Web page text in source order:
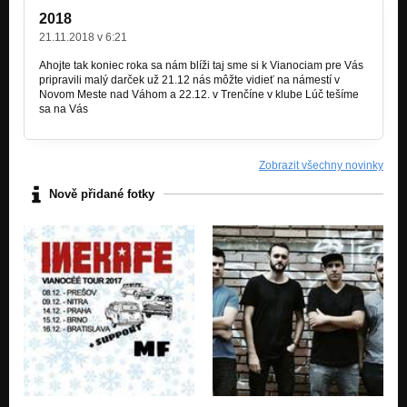
10. Stále (NABITÉ 2009)
Nezařazeno
11. Keď sa darí (NABITÉ 2009)
Nezařazeno
2018
21.11.2018 v 6:21
Ahojte tak koniec roka sa nám blíži taj sme si k Vianociam pre Vás
pripravili malý darček už 21.12 nás môžte vidieť na námestí v
Novom Meste nad Váhom a 22.12. v Trenčíne v klube Lúč tešíme
sa na Vás
Zobrazit všechny novinky
Nově přidané fotky